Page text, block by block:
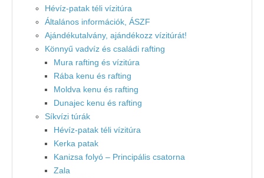
Hévíz-patak téli vízitúra
Általános információk, ÁSZF
Ajándékutalvány, ajándékozz vízitúrát!
Könnyű vadvíz és családi rafting
Mura rafting és vízitúra
Rába kenu és rafting
Moldva kenu és rafting
Dunajec kenu és rafting
Síkvízi túrák
Hévíz-patak téli vízitúra
Kerka patak
Kanizsa folyó – Principális csatorna
Zala